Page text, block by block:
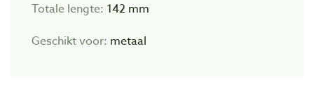
Totale lengte: 142 mm
Geschikt voor: metaal